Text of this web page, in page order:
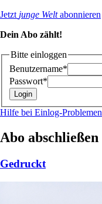
Jetzt junge Weltabonnieren
Dein Abo zählt!
Bitte einloggen
Benutzername*
Passwort*
Hilfe bei Einlog-Problemen
Abo abschließen
Gedruckt